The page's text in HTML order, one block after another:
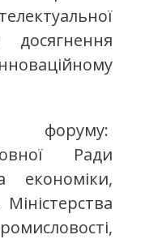
форуму:
Ради
економіки,